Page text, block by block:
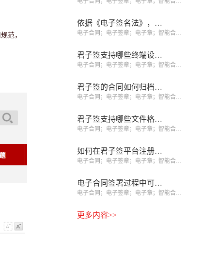
范，
依据《电子签名法》，如何识别可靠电子签名、规避签约风险？
电子合同；电子签章；电子章；智能合同；合同管理
君子签支持哪些终端设备签署？
电子合同；电子签章；电子章；智能合同；合同管理
君子签的合同如何归档和查询？
电子合同；电子签章；电子章；智能合同；合同管理
君子签支持哪些文件格式？
电子合同；电子签章；电子章；智能合同；合同管理
如何在君子签平台注册企业账号？
电子合同；电子签章；电子章；智能合同；合同管理
电子合同签署过程中可以修改吗？
电子合同；电子签章；电子章；智能合同；合同管理
更多内容>>